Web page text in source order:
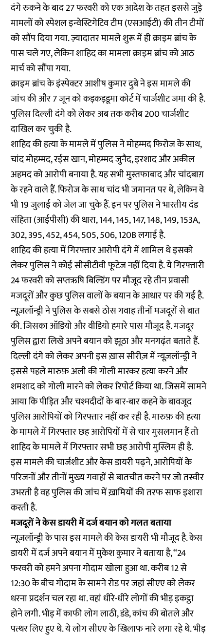
दंगे रुकने के बाद 27 फरवरी को एक आदेश के तहत इससे जुड़े
मामलों को स्पेशल इन्वेस्टिगेटिव टीम (एसआईटी) की तीन टीमों
को सौंप दिया गया. ज़्यादातर मामले शुरू में ही क्राइम ब्रांच के
पास चले गए, लेकिन शाहिद का मामला क्राइम ब्रांच को आठ
मार्च को सौंपा गया.
क्राइम ब्रांच के इंस्पेक्टर आशीष कुमार दुबे ने इस मामले की
जांच की और 7 जून को कड़कड़डूमा कोर्ट में चार्जशीट जमा की है.
पुलिस दिल्ली दंगे को लेकर अब तक करीब 200 चार्जशीट
दाखिल कर चुकी है.
शाहिद की हत्या के मामले में पुलिस ने मोहम्मद फिरोज के साथ,
चांद मोहम्मद, रईस खान, मोहम्मद जुनैद, इरशाद और अकील
अहमद को आरोपी बनाया है. यह सभी मुस्तफाबाद और चांदबाग़
के रहने वाले हैं. फिरोज के साथ चांद भी जमानत पर थे, लेकिन वे
भी 19 जुलाई को जेल जा चुके हैं. इन पर पुलिस ने भारतीय दंड
संहिता (आईपीसी) की धारा, 144, 145, 147, 148, 149, 153A,
302, 395, 452, 454, 505, 506, 120B लगाई है.
शाहिद की हत्या में गिरफ्तार आरोपी दंगे में शामिल थे इसको
लेकर पुलिस ने कोई सीसीटीवी फूटेज नहीं दिया है. ये गिरफ्तारी
24 फरवरी को सप्तऋषि बिल्डिंग पर मौजूद रहे तीन प्रवासी
मजदूरों और कुछ पुलिस वालों के बयान के आधार पर की गई है.
न्यूज़लॉन्ड्री ने पुलिस के सबसे ठोस गवाह तीनों मजदूरों से बात
की. जिसका ऑडियो और वीडियो हमारे पास मौजूद है. मजदूर
पुलिस द्वारा लिखे अपने बयान को झूठा और मनगढ़ंत बताते हैं.
दिल्ली दंगे को लेकर अपनी इस ख़ास सीरीज़ में न्यूज़लॉन्ड्री ने
इससे पहले मारुफ़ अली की गोली मारकरहत्याकरने और
शमशाद को गोली मारने को लेकररिपोर्टकिया था. जिसमें सामने
आया कि पीड़ित और चश्मदीदों के बार-बार कहने के बावजूद
पुलिस आरोपियों को गिरफ्तार नहीं कर रही है. मारुफ़ की हत्या
के मामले में गिरफ्तार छह आरोपियों में से चार मुसलमान हैं तो
शाहिद के मामले में गिरफ्तार सभी छह आरोपी मुस्लिम ही है.
इस मामले की चार्जशीट और केस डायरी पढ़ने, आरोपियों के
परिजनों और तीनों मुख्य गवाहों से बातचीत करने पर जो तस्वीर
उभरती है वह पुलिस की जांच में ख़ामियों की तरफ साफ इशारा
करती है.
मजदूरों ने केस डायरी में दर्ज बयान को गलत बताया
न्यूज़लॉन्ड्री के पास इस मामले की केस डायरी भी मौजूद है. केस
डायरी में दर्ज अपने बयान में मुकेश कुमार ने बताया है, ‘‘24
फरवरी को हमने अपना गोदाम खोला हुआ था. करीब 12 से
12:30 के बीच गोदाम के सामने रोड पर जहां सीएए को लेकर
धरना प्रदर्शन चल रहा था. वहां धीरे-धीरे लोगों की भीड़ इकट्ठा
होने लगी. भीड़ में काफी लोग लाठी, डंडे, कांच की बोतले और
पत्थर लिए हुए थे. ये लोग सीएए के खिलाफ नारे लगा रहे थे. भीड़